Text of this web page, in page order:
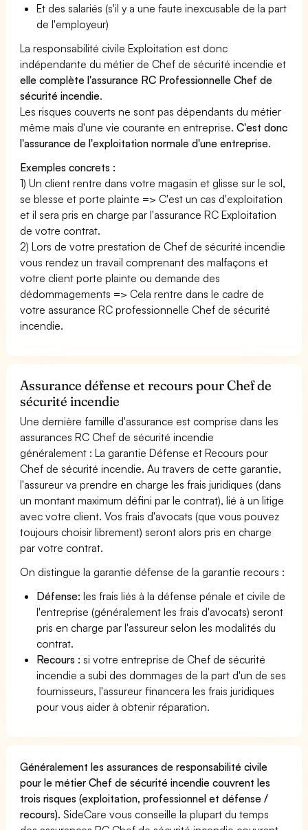
Et des salariés (s'il y a une faute inexcusable de la part
de l'employeur)
La responsabilité civile Exploitation est donc
indépendante du métier de Chef de sécurité incendie et
elle complète l'assurance RC Professionnelle Chef de
sécurité incendie.
Les risques couverts ne sont pas dépendants du métier
même mais d'une vie courante en entreprise.C'est donc
l'assurance de l'exploitation normale d'une entreprise.
Exemples concrets :
1) Un client rentre dans votre magasin et glisse sur le sol,
se blesse et porte plainte => C'est un cas d'exploitation
et il sera pris en charge par l'assurance RC Exploitation
de votre contrat.
2) Lors de votre prestation de Chef de sécurité incendie
vous rendez un travail comprenant des malfaçons et
votre client porte plainte ou demande des
dédommagements => Cela rentre dans le cadre de
votre assurance RC professionnelle Chef de sécurité
incendie.
Assurance défense et recours pour Chef de
sécurité incendie
Une dernière famille d'assurance est comprise dans les
assurances RC Chef de sécurité incendie
généralement : La garantie Défense et Recours pour
Chef de sécurité incendie. Au travers de cette garantie,
l'assureur va prendre en charge les frais juridiques (dans
un montant maximum défini par le contrat), lié à un litige
avec votre client. Vos frais d'avocats (que vous pouvez
toujours choisir librement) seront alors pris en charge
par votre contrat.
On distingue la garantie défense de la garantie recours :
Défense: les frais liés à la défense pénale et civile de
l'entreprise (généralement les frais d'avocats) seront
pris en charge par l'assureur selon les modalités du
contrat.
Recours : si votre entreprise de Chef de sécurité
incendie a subi des dommages de la part d'un de ses
fournisseurs, l'assureur financera les frais juridiques
pour vous aider à obtenir réparation.
Généralement les assurances de responsabilité civile
pour le métier Chef de sécurité incendie couvrent les
trois risques (exploitation, professionnel et défense /
recours). SideCare vous conseille la plupart du temps